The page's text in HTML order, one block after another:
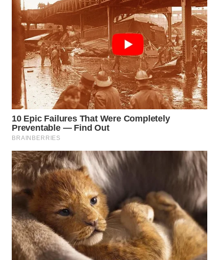
WN DELI
SERDANG
WN
TEBING
TINGGI
WN
PAKPAK
WN
KARAWANG
WN
BEKASI
WN
BOGOR
WN
DEPOK